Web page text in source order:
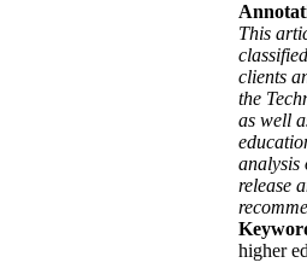
This
clients
the
as well
analysis
release
higher